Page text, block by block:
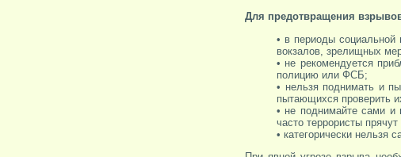
Для предотвращения
• в периоды социальной
вокзалов, зрелищных
• не рекомендуется
полицию или ФСБ;
• нельзя поднимать и
пытающихся проверить
• не поднимайте сами и
часто террористы
• категорически нельзя